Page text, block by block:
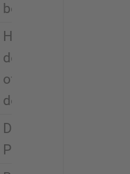
bouwmaterialen
Houtproducten voor
de bouw, renovatie
of verbetering van
de daken
Draagarmstellingen,
Palletstellingen